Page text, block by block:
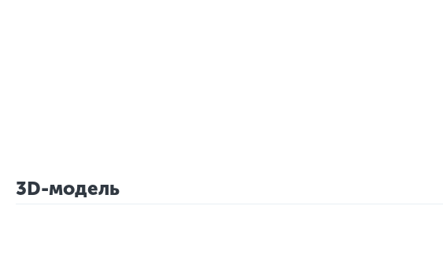
3D-модель